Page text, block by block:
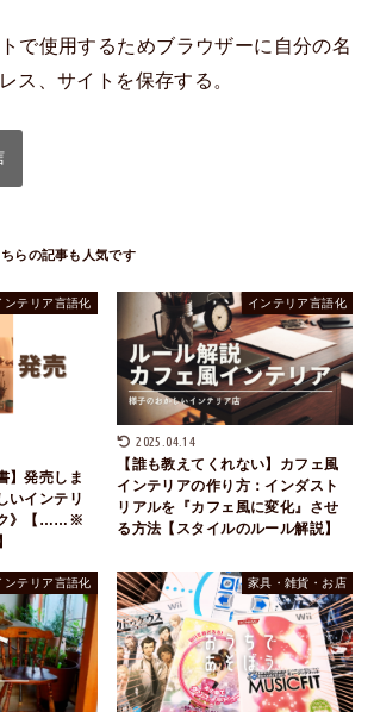
で使用するためブラウザーに自分の名
ス、サイトを保存する。
ンテリア言語化
】発売しま
いインテリ
ク》【……※
インテリア言語化
2025.04.14
【誰も教えてくれない】カフェ風
インテリアの作り方：インダスト
リアルを『カフェ風に変化』させ
る方法【スタイルのルール解説】
ンテリア言語化 家具・雑貨・お店